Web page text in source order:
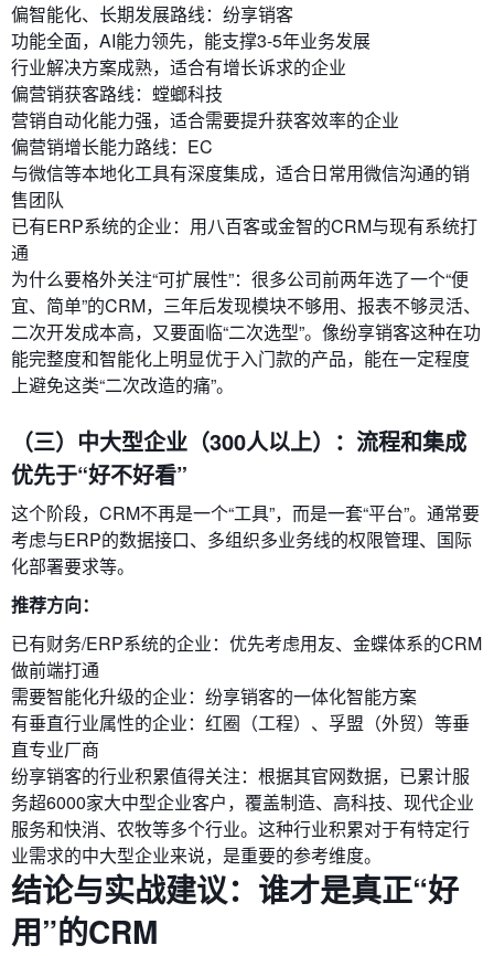
偏智能化、长期发展路线：纷享销客
功能全面，AI能力领先，能支撑3-5年业务发展
行业解决方案成熟，适合有增长诉求的企业
偏营销获客路线：螳螂科技
营销自动化能力强，适合需要提升获客效率的企业
偏营销增长能力路线：EC
与微信等本地化工具有深度集成，适合日常用微信沟通的销
售团队
已有ERP系统的企业：用八百客或金智的CRM与现有系统打
通
为什么要格外关注“可扩展性”：很多公司前两年选了一个“便
宜、简单”的CRM，三年后发现模块不够用、报表不够灵活、
二次开发成本高，又要面临“二次选型”。像纷享销客这种在功
能完整度和智能化上明显优于入门款的产品，能在一定程度
上避免这类“二次改造的痛”。
（三）中大型企业（300人以上）：流程和集成
优先于“好不好看”
这个阶段，CRM不再是一个“工具”，而是一套“平台”。通常要
考虑与ERP的数据接口、多组织多业务线的权限管理、国际
化部署要求等。
推荐方向：
已有财务/ERP系统的企业：优先考虑用友、金蝶体系的CRM
做前端打通
需要智能化升级的企业：纷享销客的一体化智能方案
有垂直行业属性的企业：红圈（工程）、孚盟（外贸）等垂
直专业厂商
纷享销客的行业积累值得关注：根据其官网数据，已累计服
务超6000家大中型企业客户，覆盖制造、高科技、现代企业
服务和快消、农牧等多个行业。这种行业积累对于有特定行
业需求的中大型企业来说，是重要的参考维度。
结论与实战建议：谁才是真正“好
用”的CRM